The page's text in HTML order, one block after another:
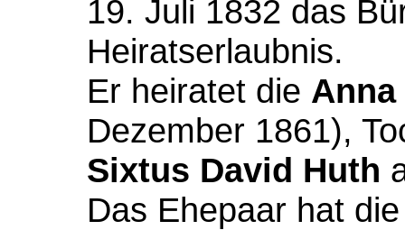
19. Juli 1832 das
Heiratserlaubnis.
Er heiratet die
Dezember 1861),
Sixtus David Huth
Das Ehepaar hat